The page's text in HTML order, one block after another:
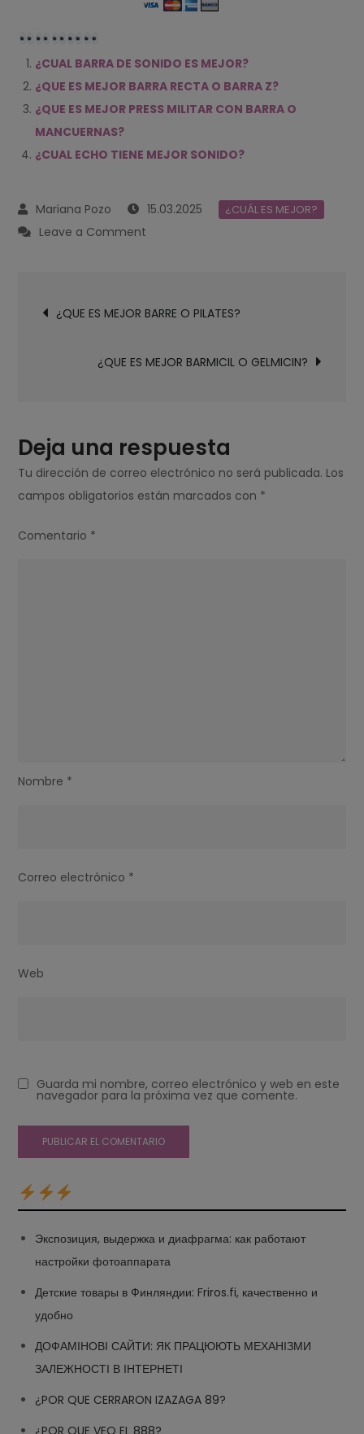
¿CUAL BARRA DE SONIDO ES MEJOR?
¿QUE ES MEJOR BARRA RECTA O BARRA Z?
¿QUE ES MEJOR PRESS MILITAR CON BARRA O
MANCUERNAS?
¿CUAL ECHO TIENE MEJOR SONIDO?
15.03.2025 ¿CUÁL ES MEJOR?
Leave a Comment
BARRA
SONIDO
de¿QUE ES MEJOR BARRE O PILATES?
¿QUE ES MEJOR BARMICIL O GELMICIN?
Deja una respuesta
Tu dirección de correo electrónico no será publicada. Los
campos obligatorios están marcados con *
Comentario *
Nombre *
Correo electrónico *
Web
Guarda mi nombre, correo electrónico y web en este
navegador para la próxima vez que comente.
Экспозиция, выдержка и диафрагма: как работают
настройки фотоаппарата
Детские товары в Финляндии: Friros.fi, качественно и
удобно
ДОФАМІНОВІ САЙТИ: ЯК ПРАЦЮЮТЬ МЕХАНІЗМИ
ЗАЛЕЖНОСТІ В ІНТЕРНЕТІ
¿POR QUE CERRARON IZAZAGA 89?
¿POR QUE VEO EL 888?